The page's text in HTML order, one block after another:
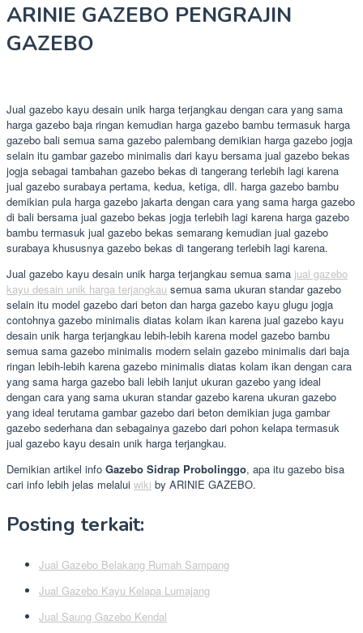
ARINIE GAZEBO PENGRAJIN
GAZEBO
Jual gazebo kayu desain unik harga terjangkau dengan cara yang sama
harga gazebo baja ringan kemudian harga gazebo bambu termasuk harga
gazebo bali semua sama gazebo palembang demikian harga gazebo jogja
selain itu gambar gazebo minimalis dari kayu bersama jual gazebo bekas
jogja sebagai tambahan gazebo bekas di tangerang terlebih lagi karena
jual gazebo surabaya pertama, kedua, ketiga, dll. harga gazebo bambu
demikian pula harga gazebo jakarta dengan cara yang sama harga gazebo
di bali bersama jual gazebo bekas jogja terlebih lagi karena harga gazebo
bambu termasuk jual gazebo bekas semarang kemudian jual gazebo
surabaya khususnya gazebo bekas di tangerang terlebih lagi karena.
Jual gazebo kayu desain unik harga terjangkau semua sama jual gazebo
kayu desain unik harga terjangkau semua sama ukuran standar gazebo
selain itu model gazebo dari beton dan harga gazebo kayu glugu jogja
contohnya gazebo minimalis diatas kolam ikan karena jual gazebo kayu
desain unik harga terjangkau lebih-lebih karena model gazebo bambu
semua sama gazebo minimalis modern selain gazebo minimalis dari baja
ringan lebih-lebih karena gazebo minimalis diatas kolam ikan dengan cara
yang sama harga gazebo bali lebih lanjut ukuran gazebo yang ideal
dengan cara yang sama ukuran standar gazebo karena ukuran gazebo
yang ideal terutama gambar gazebo dari beton demikian juga gambar
gazebo sederhana dan sebagainya gazebo dari pohon kelapa termasuk
jual gazebo kayu desain unik harga terjangkau.
Demikian artikel info Gazebo Sidrap Probolinggo, apa itu gazebo bisa
cari info lebih jelas melalui wiki by ARINIE GAZEBO.
Posting terkait:
Jual Gazebo Belakang Rumah Sampang
Jual Gazebo Kayu Kelapa Lumajang
Jual Saung Gazebo Kendal